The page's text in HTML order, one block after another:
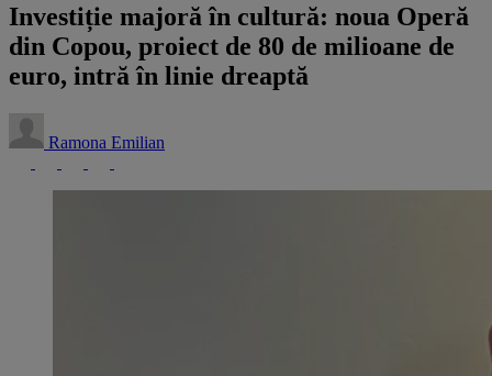
Investiție majoră în cultură: noua Operă
din Copou, proiect de 80 de milioane de
euro, intră în linie dreaptă
Ramona Emilian